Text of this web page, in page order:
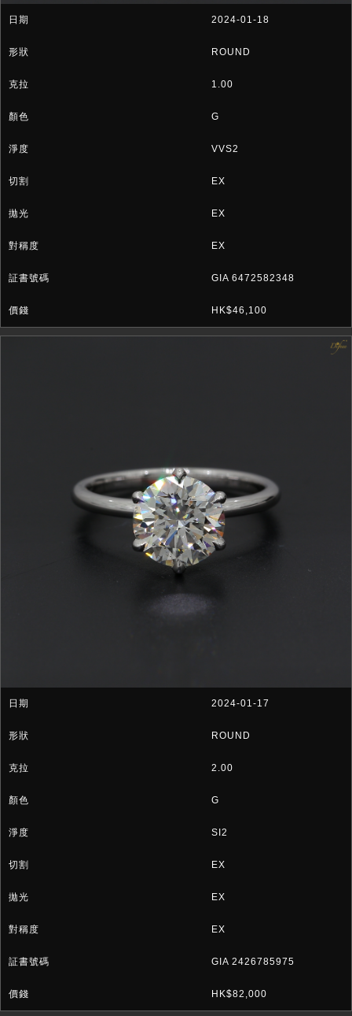
2024-01-18
ROUND
1.00
G
VVS2
EX
EX
EX
GIA 6472582348
HK$46,100
2024-01-17
ROUND
2.00
G
SI2
EX
EX
EX
GIA 2426785975
HK$82,000